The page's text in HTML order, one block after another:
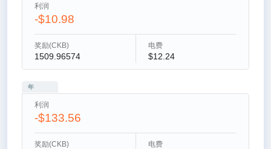
利润
-$10.98
奖励(CKB)
1509.96574
电费
$12.24
年
利润
-$133.56
奖励(CKB) 电费